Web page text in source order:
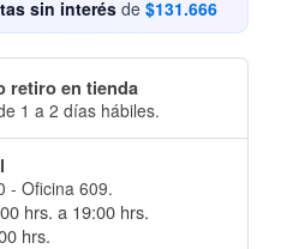
sin interésde $131.666
retiro en tienda
1 a 2 días hábiles.
- Oficina 609.
hrs. a 19:00 hrs.
hrs.